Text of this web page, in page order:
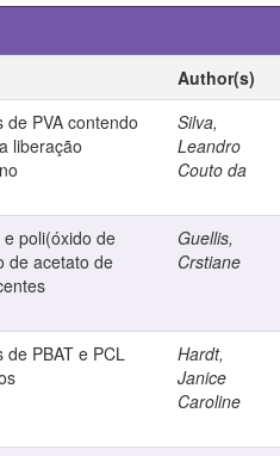
Author(s)
PVA contendo
liberação
Silva,
Leandro
Couto da
poli(óxido de
de acetato de
Guellis,
Crstiane
de PBAT e PCL
Hardt,
Janice
Caroline